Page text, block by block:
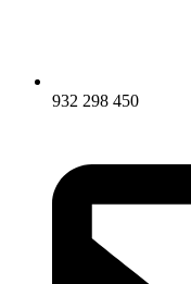
932 298 450